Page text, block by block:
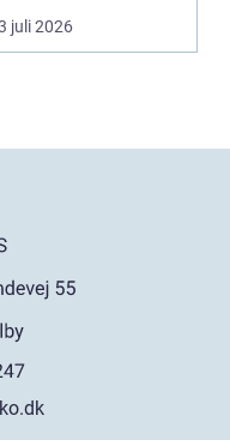
ell...
juli 2026